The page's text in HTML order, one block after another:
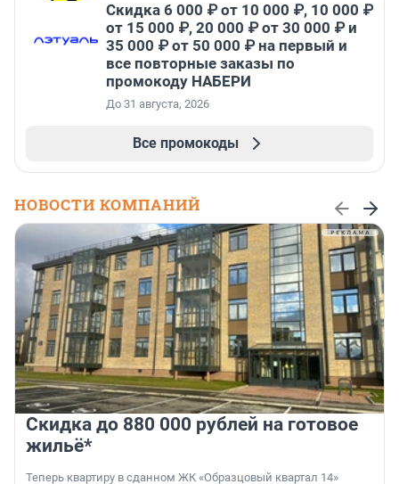
Скидка 6 000 ₽ от 10 000 ₽, 10 000 ₽
от 15 000 ₽, 20 000 ₽ от 30 000 ₽ и
35 000 ₽ от 50 000 ₽ на первый и
все повторные заказы по
промокоду НАБЕРИ
До 31 августа, 2026
Все промокоды
НОВОСТИ КОМПАНИЙ
Скидка до 880 000 рублей на готовое
жильё*
Теперь квартиру в сданном ЖК «Образцовый квартал 14»